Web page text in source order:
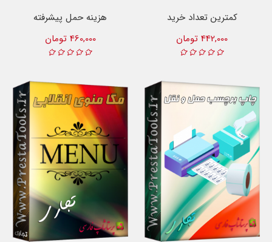
کمترین تعداد خرید
442,000 تومان
هزینه حمل پیشرفته
460,000 تومان